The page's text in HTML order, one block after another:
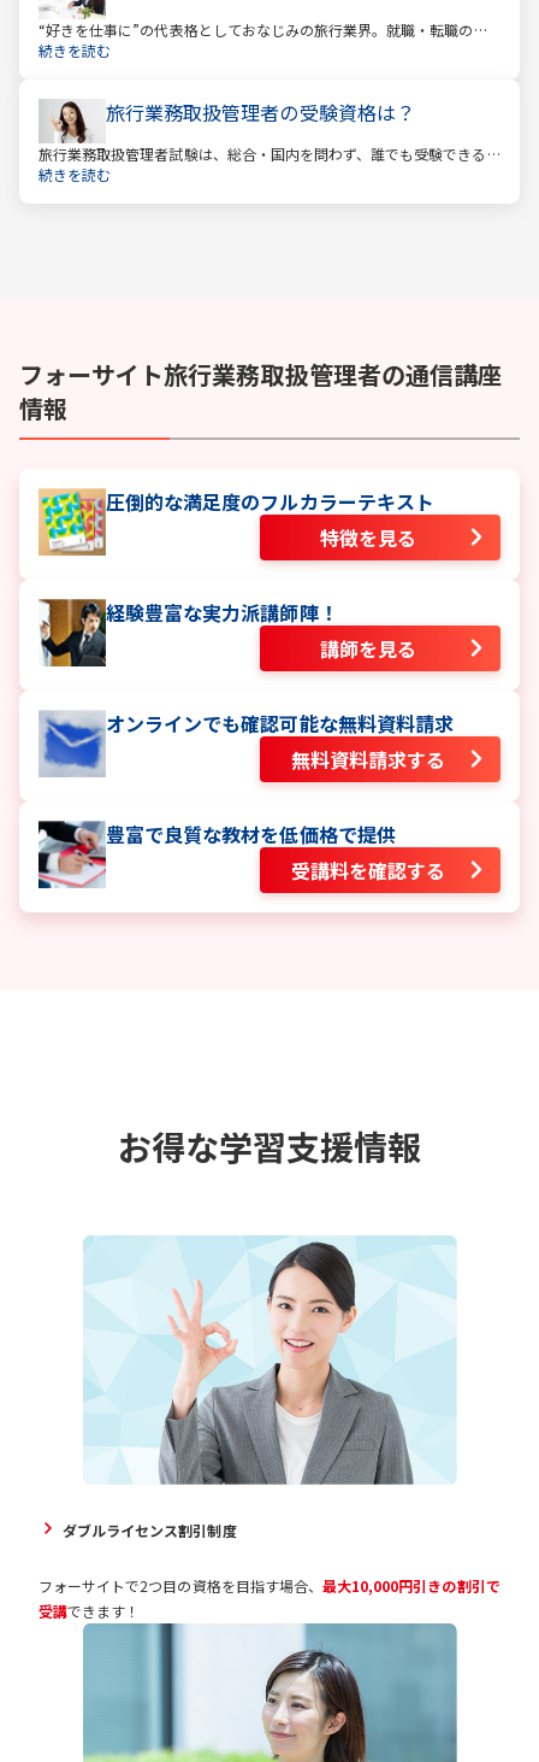
“好きを仕事に”の代表格としておなじみの旅行業界。就職・転職の人
気企業ランキングでは旅行会社が常に上位に君臨し、いつの時代にも
続きを読む
旅行業務取扱管理者の受験資格は？
旅行業務取扱管理者試験は、総合・国内を問わず、誰でも受験できる
資格です。一般的に「国家資格」といえば受験資格が多いですが、
続きを読む
フォーサイト旅行業務取扱管理者の通信講座
情報
圧倒的な満足度のフルカラーテキスト
特徴を見る
経験豊富な実力派講師陣！
講師を見る
オンラインでも確認可能な無料資料請求
無料資料請求する
豊富で良質な教材を低価格で提供
受講料を確認する
お得な学習支援情報
ダブルライセンス割引制度
フォーサイトで2つ目の資格を目指す場合、 最大10,000円引きの割引で
受講できます！